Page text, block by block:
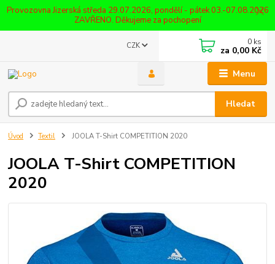
Provozovna Jizerská středa 29.07.2026, pondělí - pátek 03.-07.08.2026
ZAVŘENO. Děkujeme za pochopení
Menu
CZK
Hledat
0 ks
za 0,00 Kč
Úvod Textil JOOLA T-Shirt COMPETITION 2020
JOOLA T-Shirt COMPETITION
2020